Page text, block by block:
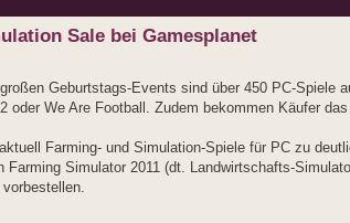
Sale bei Gamesplanet
Geburtstags-Events sind über 450 PC-Spiele
We Are Football. Zudem bekommen Käufer
Farming- und Simulation-Spiele für PC zu
Simulator 2011 (dt. Landwirtschafts-